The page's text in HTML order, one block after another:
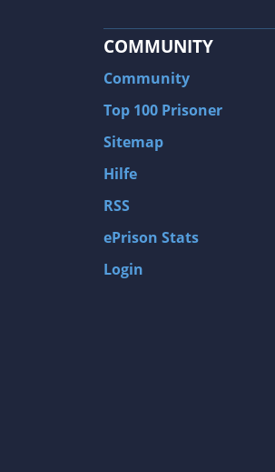
COMMUNITY
Community
Top 100 Prisoner
Sitemap
Hilfe
RSS
ePrison Stats
Login